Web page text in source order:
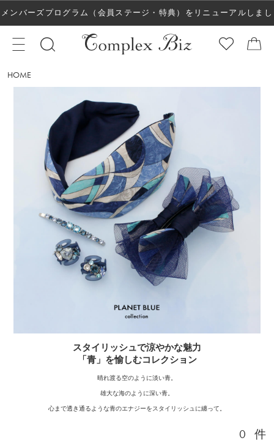
メンバーズプログラム（会員ステージ・特典）をリニューアルしまし
た！
HOME
スタイリッシュで涼やかな魅力
「青」を愉しむコレクション
晴れ渡る空のように淡い青。
雄大な海のように深い青。
心まで透き通るような青のエナジーをスタイリッシュに纏って。
0 件